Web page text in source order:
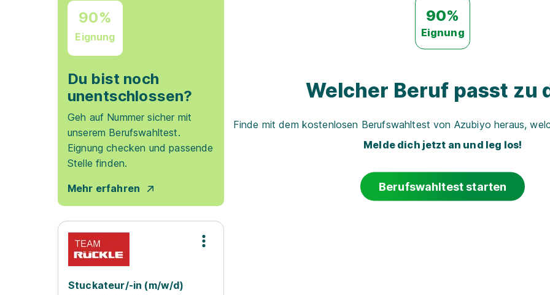
90%
Eignung
Du bist noch
unentschlossen?
Geh auf Nummer sicher mit
unserem Berufswahltest.
Eignung checken und passende
Stelle finden.
Mehr erfahren
Stuckateur/-in (m/w/d)
90%
Eignung
Welcher Beruf passt zu
Finde mit dem kostenlosen Berufswahltest von Azubiyo heraus,
Melde dich jetzt an und leg los!
Berufswahltest starten